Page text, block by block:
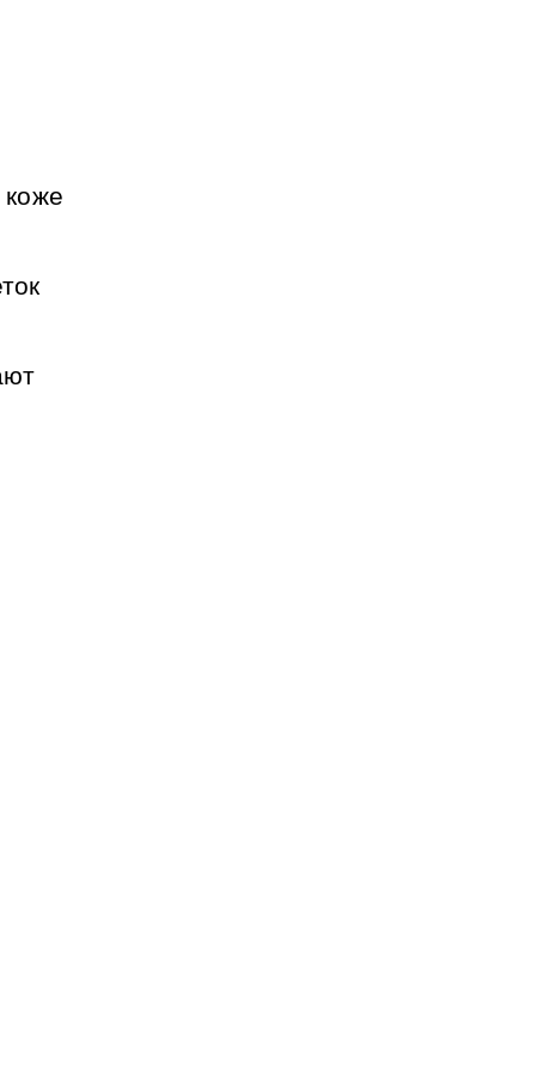
коже